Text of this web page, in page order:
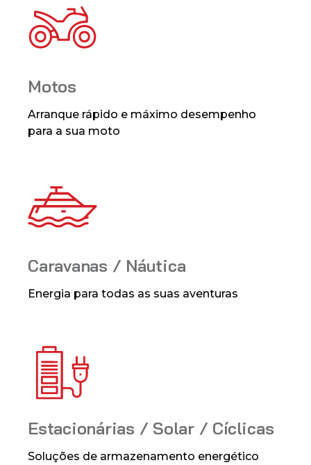
Motos
Arranque rápido e máximo desempenho
para a sua moto
Caravanas / Náutica
Energia para todas as suas aventuras
Estacionárias / Solar / Cíclicas
Soluções de armazenamento energético